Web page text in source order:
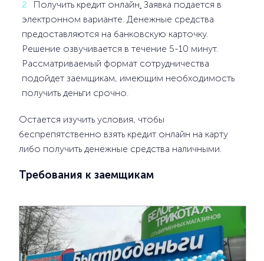
Получить кредит онлайн Заявка подается в
электронном варианте. Денежные средства
предоставляются на банковскую карточку.
Решение озвучивается в течение 5-10 минут.
Рассматриваемый формат сотрудничества
подойдет заемщикам, имеющим необходимость
получить деньги срочно.
Остается изучить условия, чтобы
беспрепятственно взять кредит онлайн на карту
либо получить денежные средства наличными.
Требования к заемщикам